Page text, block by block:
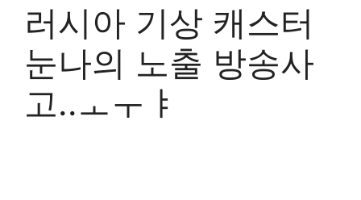
러시아 기상 캐스터
눈나의 노출 방송사
고..ㅗㅜㅑ